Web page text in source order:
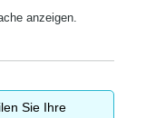
anzeigen.
Sie Ihre